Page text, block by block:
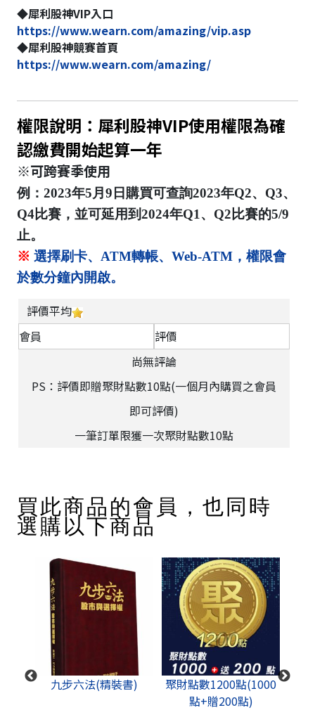
◆犀利股神VIP入口
https://www.wearn.com/amazing/vip.asp
◆犀利股神競賽首頁
https://www.wearn.com/amazing/
權限說明：犀利股神VIP使用權限為確
認繳費開始起算一年
※可跨賽季使用
例：2023年5月9日購買可查詢2023年Q2、Q3、
Q4比賽，並可延用到2024年Q1、Q2比賽的5/9
止。
※ 選擇刷卡、ATM轉帳、Web-ATM，權限會
於數分鐘內開啟。
評價平均
會員
評價
尚無評論
PS：評價即贈聚財點數10點(一個月內購買之會員
即可評價)
一筆訂單限獲一次聚財點數10點
買此商品的會員，也同時
選購以下商品
九步六法(精裝書)
聚財點數1200點(1000
點+贈200點)